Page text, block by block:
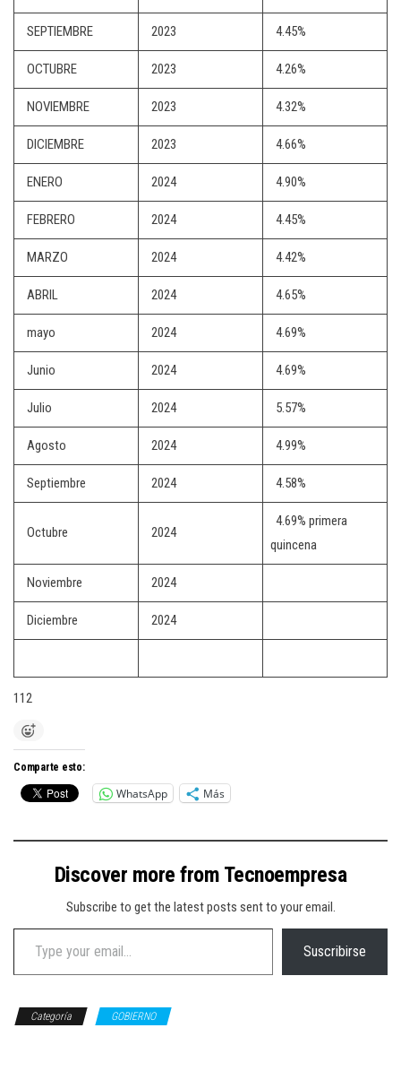
SEPTIEMBRE 2023 4.45%
OCTUBRE 2023 4.26%
NOVIEMBRE 2023 4.32%
DICIEMBRE 2023 4.66%
ENERO 2024 4.90%
FEBRERO 2024 4.45%
MARZO 2024 4.42%
ABRIL 2024 4.65%
mayo 2024 4.69%
Junio 2024 4.69%
Julio 2024 5.57%
Agosto 2024 4.99%
Septiembre 2024 4.58%
Octubre 2024
4.69% primera
quincena
Noviembre 2024
Diciembre 2024
112
Comparte esto:
WhatsApp Más
Discover more from Tecnoempresa
Subscribe to get the latest posts sent to your email.
Type your email…
Suscribirse
Categoría GOBIERNO